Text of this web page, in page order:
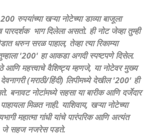
रुपयांच्या खऱ्या नोटेच्या डाव्या बाजूला
भाग दिलेला असतो. ही नोट जेव्हा तुम्ही
धरुन सरळ पाहाल, तेव्हा त्या रिकाम्या
तुम्हाला '200' हा आकडा अगदी स्पष्टपणे दिसेल.
महत्त्वाचे वैशिष्ट्य म्हणजे, या नोटेवर मुख्य
(मराठी/हिंदी) लिपीमध्ये देखील '200' ही
बनावट नोटांमध्ये सहसा या बारीक आणि दर्जेदार
मिळत नाही. याशिवाय, खऱ्या नोटेच्या
महात्मा गांधी यांचे पारंपरिक आणि अत्यंत
जे सहज नजरेस पडते.